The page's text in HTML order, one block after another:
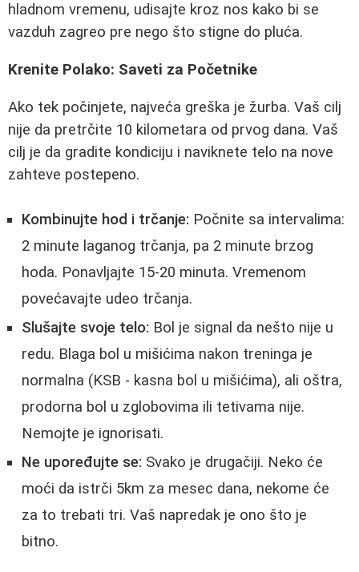
hladnom vremenu, udisajte kroz nos kako bi se
vazduh zagreo pre nego što stigne do pluća.
Krenite Polako: Saveti za Početnike
Ako tek počinjete, najveća greška je žurba. Vaš cilj
nije da pretrčite 10 kilometara od prvog dana. Vaš
cilj je da gradite kondiciju i naviknete telo na nove
zahteve postepeno.
Kombinujte hod i trčanje: Počnite sa intervalima:
2 minute laganog trčanja, pa 2 minute brzog
hoda. Ponavljajte 15-20 minuta. Vremenom
povećavajte udeo trčanja.
Slušajte svoje telo: Bol je signal da nešto nije u
redu. Blaga bol u mišićima nakon treninga je
normalna (KSB - kasna bol u mišićima), ali oštra,
prodorna bol u zglobovima ili tetivama nije.
Nemojte je ignorisati.
Ne upoređujte se: Svako je drugačiji. Neko će
moći da istrči 5km za mesec dana, nekome će
za to trebati tri. Vaš napredak je ono što je
bitno.